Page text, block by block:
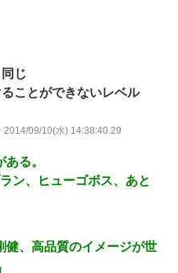
じ
ことができないレベル
2014/09/10(水) 14:38:40.29
る。
ン、ヒューゴボス、あと
健、高品質のイメージが世